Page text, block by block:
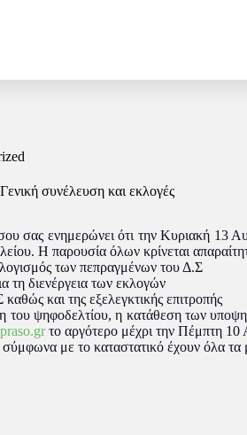
Γενική συνέλευση και εκλογές
σας ενημερώνει ότι την Κυριακή 13
Η παρουσία όλων κρίνεται
των πεπραγμένων του Δ.Σ
τη διενέργεια των εκλογών
και της εξελεγκτικής επιτροπής
του ψηφοδελτίου, η κατάθεση των
το αργότερο μέχρι την Πέμπτη 10
με το καταστατικό έχουν όλα